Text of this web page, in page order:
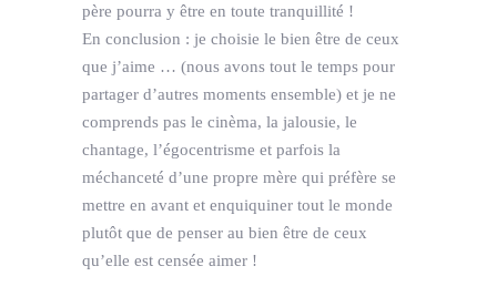
père pourra y être en toute tranquillité !
En conclusion : je choisie le bien être de ceux
que j’aime … (nous avons tout le temps pour
partager d’autres moments ensemble) et je ne
comprends pas le cinèma, la jalousie, le
chantage, l’égocentrisme et parfois la
méchanceté d’une propre mère qui préfère se
mettre en avant et enquiquiner tout le monde
plutôt que de penser au bien être de ceux
qu’elle est censée aimer !